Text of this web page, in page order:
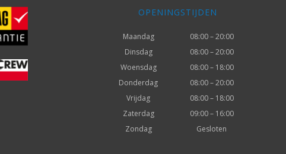
OPENINGSTIJDEN
Maandag
08:00 – 20:00
Dinsdag
08:00 – 20:00
Woensdag
08:00 – 18:00
Donderdag
08:00 – 20:00
Vrijdag
08:00 – 18:00
Zaterdag
09:00 – 16:00
Zondag
Gesloten